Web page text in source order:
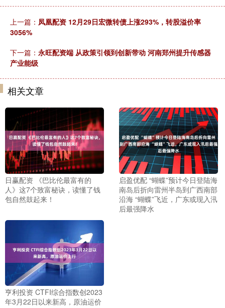
上一篇： 凤凰配资 12月29日宏微转债上涨293%，转股溢价率
3056%
下一篇： 永旺配资端 从政策引领到创新带动 河南郑州提升传感器
产业能级
相关文章
日赢配资 《巴比伦最富有的
人》这7个致富秘诀，读懂了钱
包自然鼓起来！
启盈优配 “蝴蝶”预计今日登陆海
南岛后折向雷州半岛到广西南部
沿海 “蝴蝶”飞近，广东或现入汛
后最强降水
亨利投资 CTFI综合指数创2023
年3月22日以来新高，原油运价